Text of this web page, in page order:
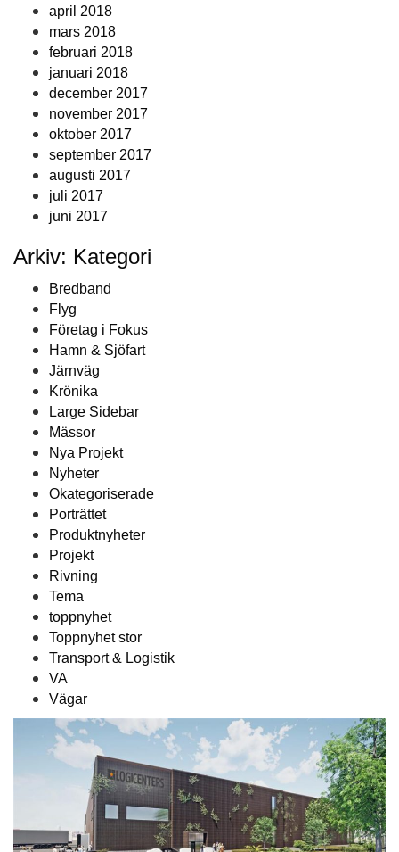
april 2018
mars 2018
februari 2018
januari 2018
december 2017
november 2017
oktober 2017
september 2017
augusti 2017
juli 2017
juni 2017
Arkiv: Kategori
Bredband
Flyg
Företag i Fokus
Hamn & Sjöfart
Järnväg
Krönika
Large Sidebar
Mässor
Nya Projekt
Nyheter
Okategoriserade
Porträttet
Produktnyheter
Projekt
Rivning
Tema
toppnyhet
Toppnyhet stor
Transport & Logistik
VA
Vägar